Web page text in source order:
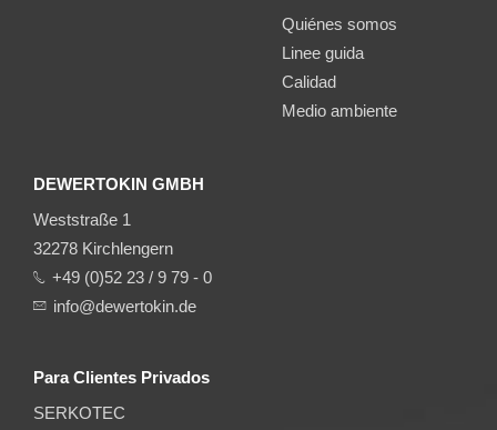
Quiénes somos
Linee guida
Calidad
Medio ambiente
DEWERTOKIN GMBH
Weststraße 1
32278 Kirchlengern
+49 (0)52 23 / 9 79 - 0
info@dewertokin.de
Para Clientes Privados
SERKOTEC